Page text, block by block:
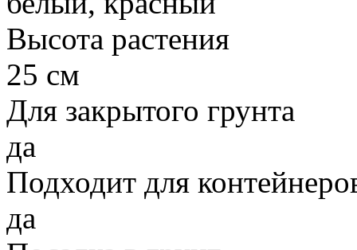
Высота растения
25 см
Для закрытого грунта
да
Подходит для
да